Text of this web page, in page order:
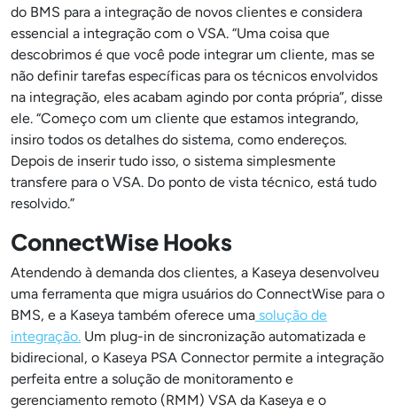
do BMS para a integração de novos clientes e considera
essencial a integração com o VSA. “Uma coisa que
descobrimos é que você pode integrar um cliente, mas se
não definir tarefas específicas para os técnicos envolvidos
na integração, eles acabam agindo por conta própria”, disse
ele. “Começo com um cliente que estamos integrando,
insiro todos os detalhes do sistema, como endereços.
Depois de inserir tudo isso, o sistema simplesmente
transfere para o VSA. Do ponto de vista técnico, está tudo
resolvido.”
ConnectWise Hooks
Atendendo à demanda dos clientes, a Kaseya desenvolveu
uma ferramenta que migra usuários do ConnectWise para o
BMS, e a Kaseya também oferece uma solução de
integração. Um plug-in de sincronização automatizada e
bidirecional, o Kaseya PSA Connector permite a integração
perfeita entre a solução de monitoramento e
gerenciamento remoto (RMM) VSA da Kaseya e o